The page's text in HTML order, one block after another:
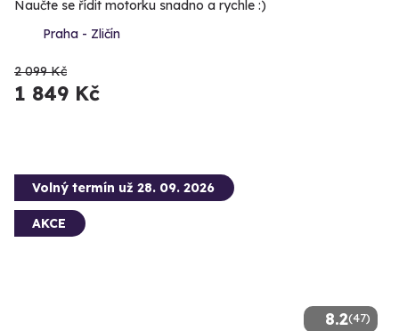
Naučte se řídit motorku snadno a rychle :)
Praha - Zličín
2 099 Kč
1 849 Kč
8.2(47)
Volný termín už 28. 09. 2026
AKCE